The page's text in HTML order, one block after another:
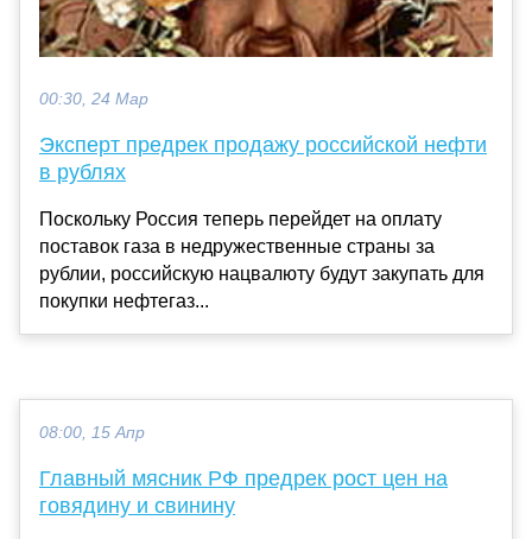
00:30, 24 Мар
Эксперт предрек продажу российской нефти
в рублях
Поскольку Россия теперь перейдет на оплату
поставок газа в недружественные страны за
рублии, российскую нацвалюту будут закупать для
покупки нефтегаз...
08:00, 15 Апр
Главный мясник РФ предрек рост цен на
говядину и свинину